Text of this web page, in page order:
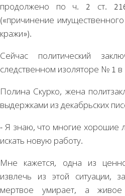
продолжено по ч. 2 ст. 216
(«причинение
кражи»).
Сейчас политический
следственном изоляторе № 1
Полина Скурко, жена
выдержками из декабрьских
- Я знаю, что многие хорошие
искать новую работу.
Мне кажется, одна из
извлечь из этой ситуации,
мертвое умирает, а живое